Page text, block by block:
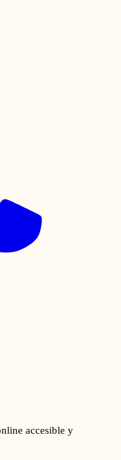
accesible y